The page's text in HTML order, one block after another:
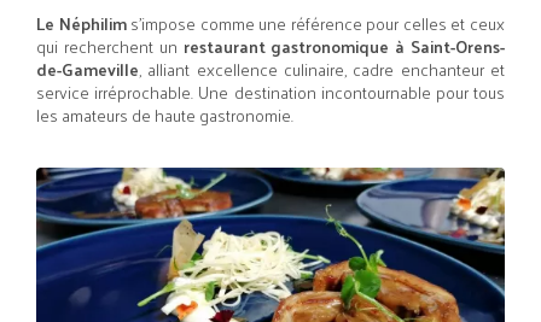
Le Néphilims’impose comme une référence pour celles et ceux
qui recherchent un restaurant gastronomique à Saint-Orens-
de-Gameville, alliant excellence culinaire, cadre enchanteur et
service irréprochable. Une destination incontournable pour tous
les amateurs de haute gastronomie.